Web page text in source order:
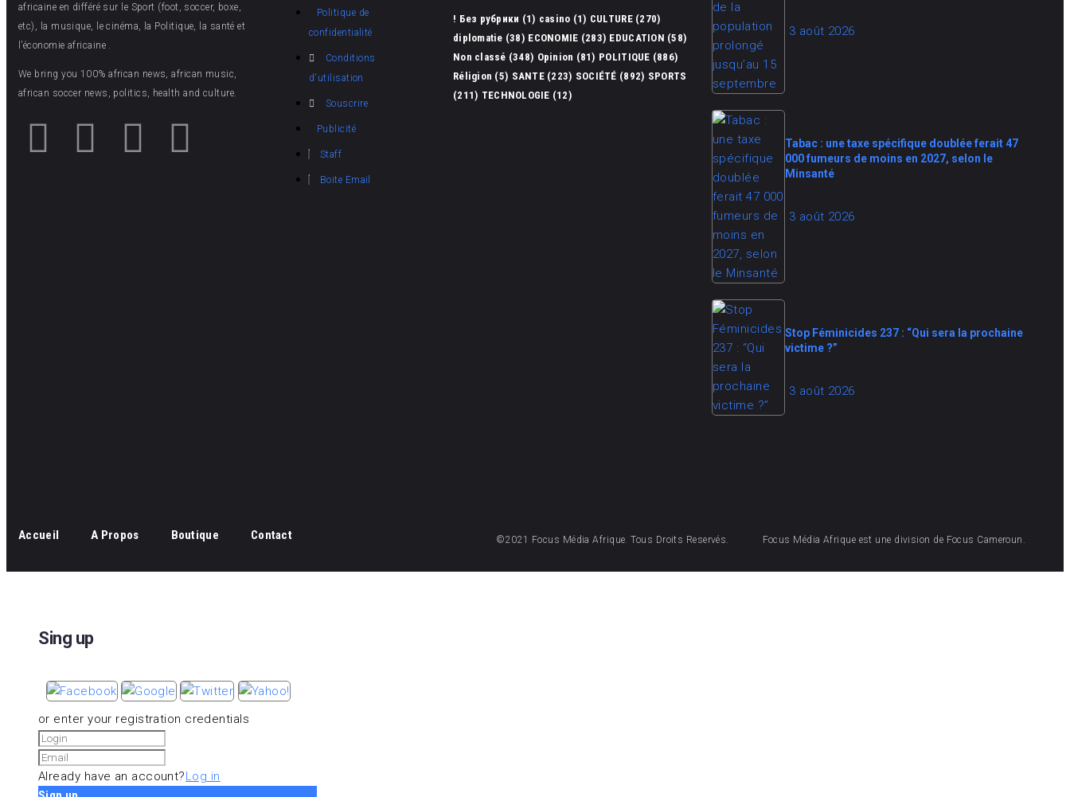
africaine en différé sur le Sport (foot, soccer, boxe,
etc), la musique, le cinéma, la Politique, la santé et
l’économie africaine .
We bring you 100% african news, african music,
african soccer news, politics, health and culture.
Politique de
confidentialité
Conditions
d'utilisation
Souscrire
Publicité
Staff
Boite Email
! Без рубрики (1) casino (1) CULTURE(270)
diplomatie (38) ECONOMIE (283) EDUCATION (58)
Non classé (348) Opinion (81) POLITIQUE (886)
Réligion (5) SANTE(223) SOCIÉTÉ (892) SPORTS
(211) TECHNOLOGIE (12)
3 août 2026
Tabac : une taxe spécifique doublée ferait 47
000 fumeurs de moins en 2027, selon le
Minsanté
3 août 2026
Stop Féminicides 237 : “Qui sera la prochaine
victime ?”
3 août 2026
Accueil A Propos Boutique Contact ©2021 Focus Média Afrique. Tous Droits Reservés. Focus Média Afrique est une division de Focus Cameroun.
Sing up
or enter your registration credentials
Already have an account?Log in